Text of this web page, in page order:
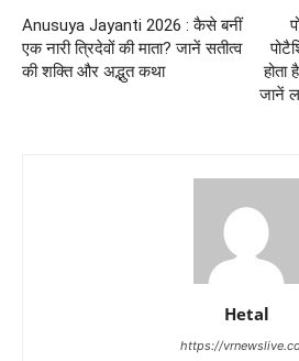
Anusuya Jayanti 2026 : कैसे बनीं
एक नारी त्रिदेवों की माता? जानें सतीत्व
की शक्ति और अद्भुत कथा
जानें
Hetal
https://